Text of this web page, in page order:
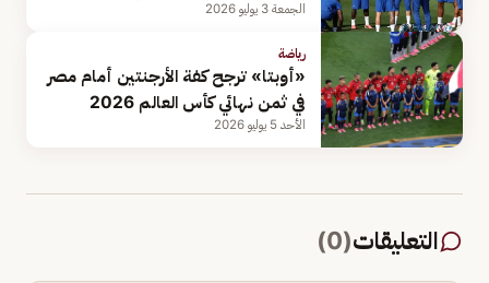
الجمعة 3 يوليو 2026
رياضة
«أوبتا» ترجح كفة الأرجنتين أمام مصر
في ثمن نهائي كأس العالم 2026
الأحد 5 يوليو 2026
التعليقات(
0
)